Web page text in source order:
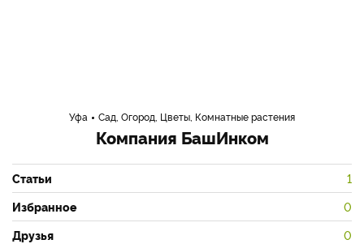
Уфа Сад, Огород, Цветы, Комнатные растения
Компания БашИнком
Статьи 1
Избранное 0
Друзья 0